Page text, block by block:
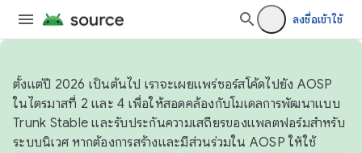
ลงชื่อเข้าใช้
ตั้งแต่ปี 2026 เป็นต้นไป เราจะเผยแพร่ซอร์สโค้ดไปยัง AOSP
ในไตรมาสที่ 2 และ 4 เพื่อให้สอดคล้องกับโมเดลการพัฒนาแบบ
Trunk Stable และรับประกันความเสถียรของแพลตฟอร์มสำหรับ
ระบบนิเวศ หากต้องการสร้างและมีส่วนร่วมใน AOSP ให้ใช้